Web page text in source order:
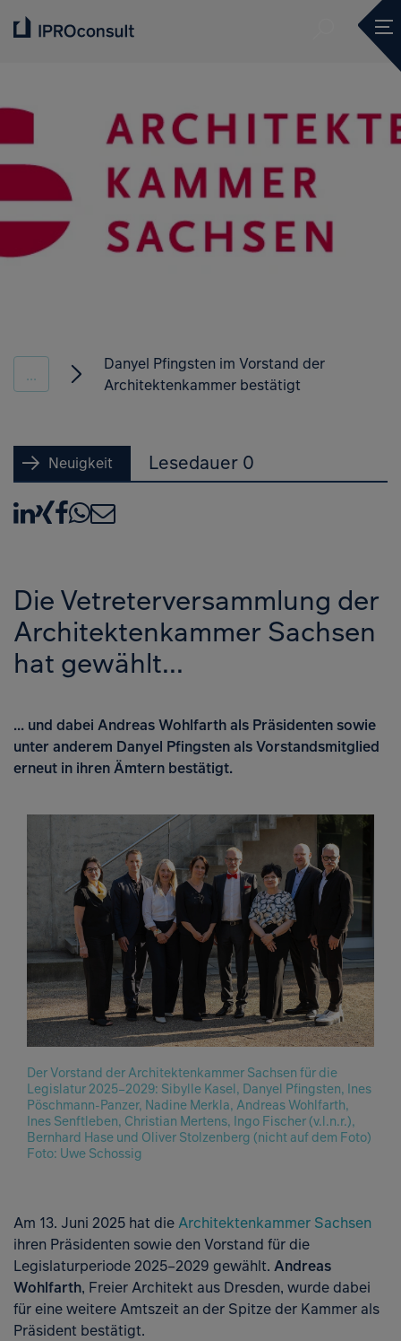
Suche
Suche
...
Danyel Pfingsten im Vorstand der
Architektenkammer bestätigt
Neuigkeit Lesedauer 0
LinkedIn
XING
Facebook
WhatsApp
E-Mail
Die Vetreterversammlung der
Architektenkammer Sachsen
hat gewählt...
... und dabei Andreas Wohlfarth als Präsidenten sowie
unter anderem Danyel Pfingsten als Vorstandsmitglied
erneut in ihren Ämtern bestätigt.
Der Vorstand der Architektenkammer Sachsen für die
Legislatur 2025–2029: Sibylle Kasel, Danyel Pfingsten, Ines
Pöschmann-Panzer, Nadine Merkla, Andreas Wohlfarth,
Ines Senftleben, Christian Mertens, Ingo Fischer (v.l.n.r.),
Bernhard Hase und Oliver Stolzenberg (nicht auf dem Foto)
Foto: Uwe Schossig
Am 13. Juni 2025 hat dieArchitektenkammer Sachsen
ihren Präsidenten sowie den Vorstand für die
Legislaturperiode 2025–2029 gewählt. Andreas
Wohlfarth, Freier Architekt aus Dresden, wurde dabei
für eine weitere Amtszeit an der Spitze der Kammer als
Präsident bestätigt.